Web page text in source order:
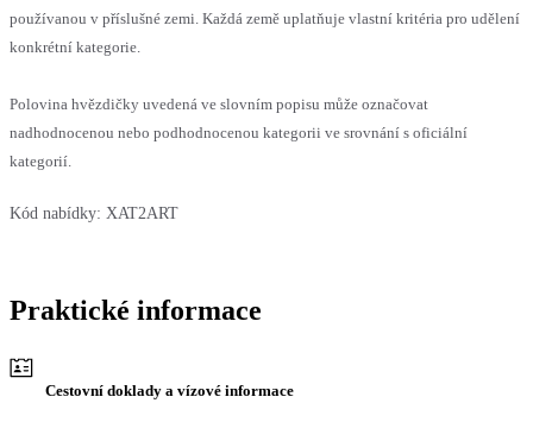
používanou v příslušné zemi. Každá země uplatňuje vlastní kritéria pro udělení
konkrétní kategorie.
Polovina hvězdičky uvedená ve slovním popisu může označovat
nadhodnocenou nebo podhodnocenou kategorii ve srovnání s oficiální
kategorií.
Kód nabídky: XAT2ART
Praktické informace
Cestovní doklady a vízové informace